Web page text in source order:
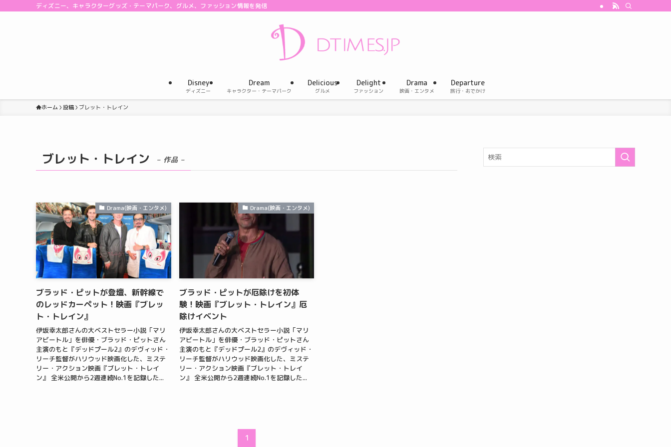
ディズニー、キャラクターグッズ・テーマパーク、グルメ、ファッション情報を発信
Disney
ディズニー
Dream
キャラクター・テーマパーク
Delicious
グルメ
Delight
ファッション
Drama
映画・エンタメ
Departure
旅行・おでかけ
ホーム 投稿 ブレット・トレイン
ブレット・トレイン – 作品 –
Drama(映画・エンタメ)
ブラッド・ピットが登壇、新幹線で
のレッドカーペット！映画『ブレッ
ト・トレイン』
伊坂幸太郎さんの⼤ベストセラー⼩説「マリ
アビートル」を俳優・ブラッド・ピットさん
主演のもと『デッドプール2』のデヴィッド・
リーチ監督がハリウッド映画化した、ミステ
リー・アクション映画『ブレット・トレイ
ン』 全⽶公開から2週連続No.1を記録した...
Drama(映画・エンタメ)
ブラッド・ピットが厄除けを初体
験！映画『ブレット・トレイン』厄
除けイベント
伊坂幸太郎さんの⼤ベストセラー⼩説「マリ
アビートル」を俳優・ブラッド・ピットさん
主演のもと『デッドプール2』のデヴィッド・
リーチ監督がハリウッド映画化した、ミステ
リー・アクション映画『ブレット・トレイ
ン』 全⽶公開から2週連続No.1を記録した...
1